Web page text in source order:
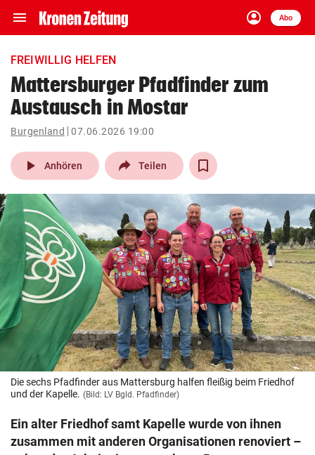
menu Navigation
ein-/ausklappen
account_circle
Anmelden
Abo
close Schließen
account_circle Anmelden
pin_drop
Wien arrow_right
bookmark
search
Suchbegriff
eingeben
© Krone Multimedia GmbH & Co KG 2026
Muthgasse 2, 1190 Wien
FREIWILLIG HELFEN
Mattersburger Pfadfinder zum
Austausch in Mostar
Burgenland 07.06.2026 19:00
play_arrow Anhören Teilen
Die sechs Pfadfinder aus Mattersburg halfen fleißig beim Friedhof
und der Kapelle. (Bild: LV Bgld. Pfadfinder)
Ein alter Friedhof samt Kapelle wurde von ihnen
zusammen mit anderen Organisationen renoviert –